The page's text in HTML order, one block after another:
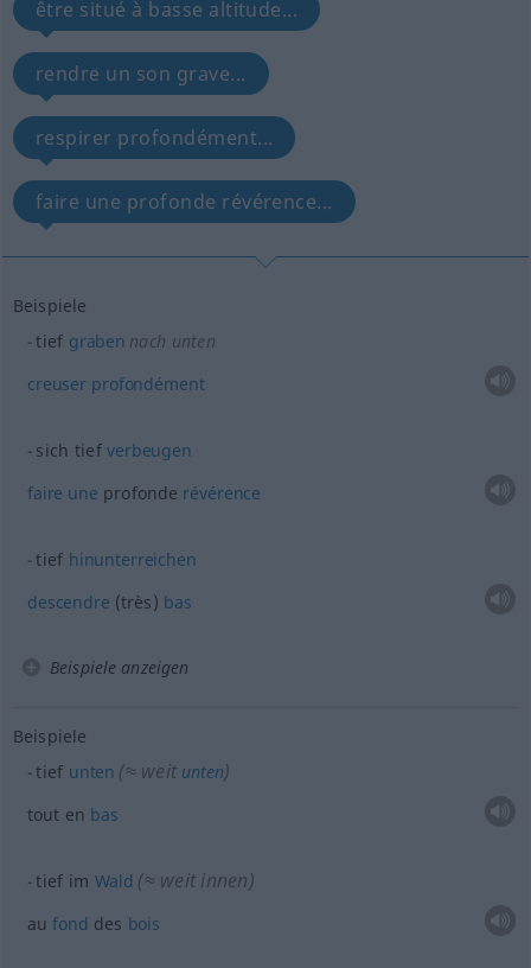
être situé à basse altitude...
rendre un son grave...
respirer profondément...
faire une profonde révérence...
Beispiele
tief graben nach unten
creuser profondément
sich tiefverbeugen
faire une profonde révérence
tief hinunterreichen
descendre (très) bas
Beispiele anzeigen
Beispiele
tief unten (≈ weit unten)
tout en bas
tief im Wald (≈ weit innen)
aufond des bois